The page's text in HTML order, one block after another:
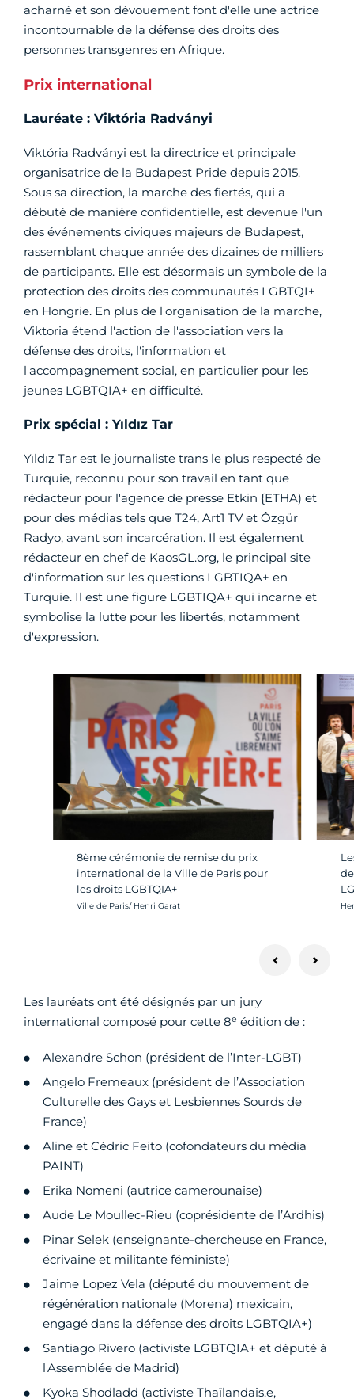
acharné et son dévouement font d'elle une actrice
incontournable de la défense des droits des
personnes transgenres en Afrique.
Prix international
Lauréate : Viktória Radványi
Viktória Radványi est la directrice et principale
organisatrice de la Budapest Pride depuis 2015.
Sous sa direction, la marche des fiertés, qui a
débuté de manière confidentielle, est devenue l'un
des événements civiques majeurs de Budapest,
rassemblant chaque année des dizaines de milliers
de participants. Elle est désormais un symbole de la
protection des droits des communautés LGBTQI+
en Hongrie. En plus de l'organisation de la marche,
Viktoria étend l'action de l'association vers la
défense des droits, l'information et
l'accompagnement social, en particulier pour les
jeunes LGBTQIA+ en difficulté.
Prix spécial : Yıldız Tar
Yıldız Tar est le journaliste trans le plus respecté de
Turquie, reconnu pour son travail en tant que
rédacteur pour l'agence de presse Etkin {ETHA) et
pour des médias tels que T24, Art1 TV et Ôzgür
Radyo, avant son incarcération. Il est également
rédacteur en chef de KaosGL.org, le principal site
d'information sur les questions LGBTIQA+ en
Turquie. Il est une figure LGBTIQA+ qui incarne et
symbolise la lutte pour les libertés, notamment
d'expression.
8ème cérémonie de remise du prix
international de la Ville de Paris pour
les droits LGBTQIA+
Crédit photo :
Ville de Paris/ Henri Garat
Les lauréats ont été désignés par un jury
international composé pour cette 8e édition de :
Alexandre Schon (président de l’Inter-LGBT)
Angelo Fremeaux (président de l’Association
Culturelle des Gays et Lesbiennes Sourds de
France)
Aline et Cédric Feito️ (cofondateurs du média
PAINT)
Erika Nomeni (autrice camerounaise)
Aude Le Moullec-Rieu (coprésidente de l’Ardhis)
Pinar Selek (enseignante-chercheuse en France,
écrivaine et militante féministe)
Jaime Lopez Vela (député du mouvement de
régénération nationale (Morena) mexicain,
engagé dans la défense des droits LGBTQIA+)
Santiago Rivero (activiste LGBTQIA+ et député à
l'Assemblée de Madrid)
Kyoka Shodladd (activiste Thaïlandais.e,